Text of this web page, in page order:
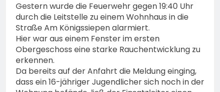
Gestern wurde die Feuerwehr gegen 19:40 Uhr
durch die Leitstelle zu einem Wohnhaus in die
Straße Am Königssiepen alarmiert.
Hier war aus einem Fenster im ersten
Obergeschoss eine starke Rauchentwicklung zu
erkennen.
Da bereits auf der Anfahrt die Meldung einging,
dass ein 16-jähriger Jugendlicher sich noch in der